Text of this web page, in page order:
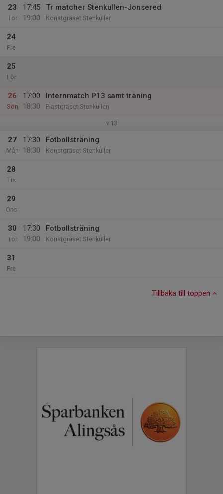
23
Tor
17:45
19:00
Tr matcher Stenkullen-Jonsered
Konstgräset Stenkullen
24
Fre
25
Lör
26
Sön
17:00
18:30
Internmatch P13 samt träning
Plastgräset Stenkullen
v.13
27
Mån
17:30
18:30
Fotbollsträning
Konstgräset Stenkullen
28
Tis
29
Ons
30
Tor
17:30
19:00
Fotbollsträning
Konstgräset Stenkullen
31
Fre
Tillbaka till toppen